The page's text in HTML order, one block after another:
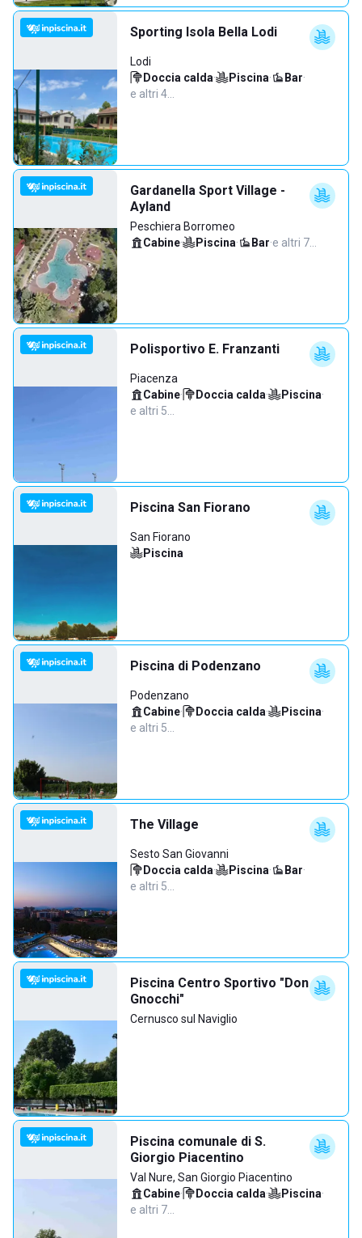
Sporting Isola Bella Lodi
Lodi
Doccia calda· Piscina· Bar·
e altri 4…
Gardanella Sport Village -
Ayland
Peschiera Borromeo
Cabine· Piscina· Bar·e altri 7…
Polisportivo E. Franzanti
Piacenza
Cabine· Doccia calda· Piscina·
e altri 5…
Piscina San Fiorano
San Fiorano
Piscina
Piscina di Podenzano
Podenzano
Cabine· Doccia calda· Piscina·
e altri 5…
The Village
Sesto San Giovanni
Doccia calda· Piscina· Bar·
e altri 5…
Piscina Centro Sportivo "Don
Gnocchi"
Cernusco sul Naviglio
Piscina comunale di S.
Giorgio Piacentino
Val Nure, San Giorgio Piacentino
Cabine· Doccia calda· Piscina·
e altri 7…